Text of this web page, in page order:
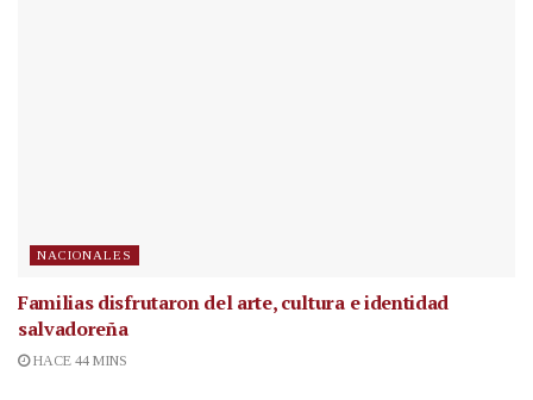
NACIONALES
Familias disfrutaron del arte, cultura e identidad
salvadoreña
HACE 44 MINS